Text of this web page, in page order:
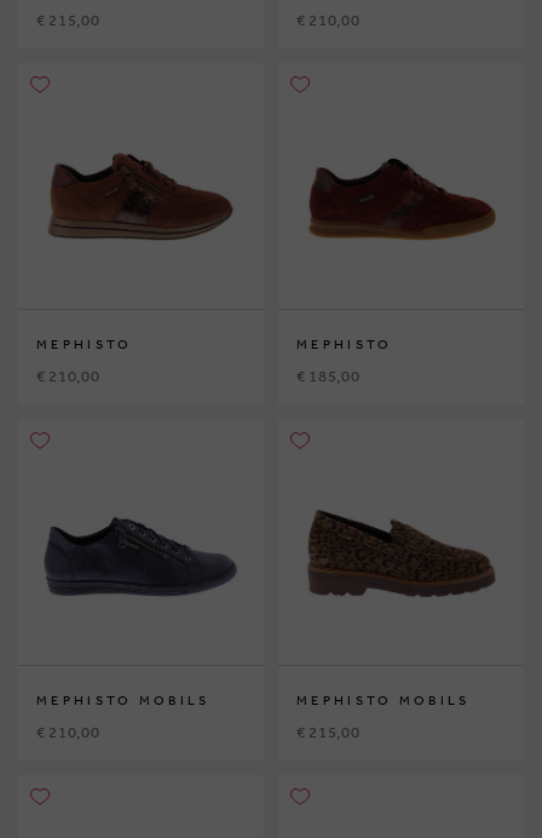
€ 215,00 € 210,00
MEPHISTO
€ 210,00
MEPHISTO
€ 185,00
MEPHISTO MOBILS
€ 210,00
MEPHISTO MOBILS
€ 215,00